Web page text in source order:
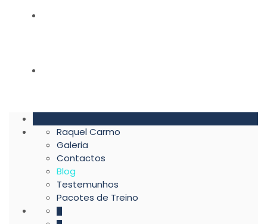
Raquel Carmo
Galeria
Contactos
Blog
Testemunhos
Pacotes de Treino